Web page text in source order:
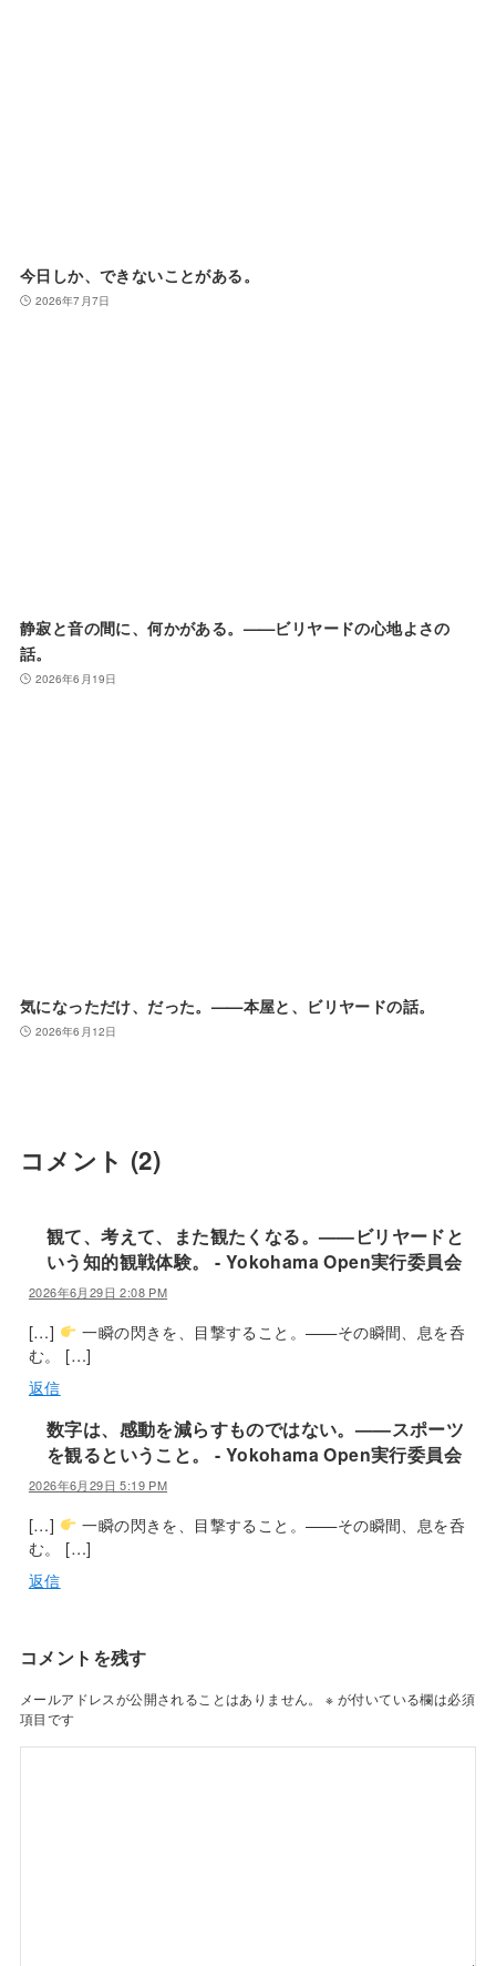
今日しか、できないことがある。
2026年7月7日
静寂と音の間に、何かがある。——ビリヤードの心地よさの
話。
2026年6月19日
気になっただけ、だった。——本屋と、ビリヤードの話。
2026年6月12日
コメント (2)
観て、考えて、また観たくなる。——ビリヤードと
いう知的観戦体験。 - Yokohama Open実行委員会
2026年6月29日 2:08 PM
[…]
一瞬の閃きを、目撃すること。——その瞬間、息を呑
む。 […]
返信
数字は、感動を減らすものではない。——スポーツ
を観るということ。 - Yokohama Open実行委員会
2026年6月29日 5:19 PM
[…]
一瞬の閃きを、目撃すること。——その瞬間、息を呑
む。 […]
返信
コメントを残す
メールアドレスが公開されることはありません。 ※ が付いている欄は必須
項目です